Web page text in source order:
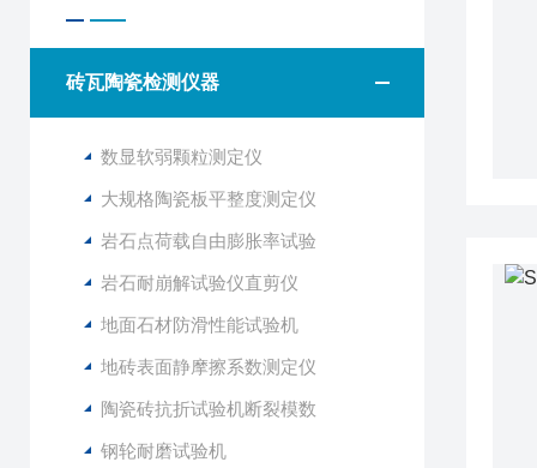
砖瓦陶瓷检测仪器
数显软弱颗粒测定仪
大规格陶瓷板平整度测定仪
岩石点荷载自由膨胀率试验
岩石耐崩解试验仪直剪仪
地面石材防滑性能试验机
地砖表面静摩擦系数测定仪
陶瓷砖抗折试验机断裂模数
钢轮耐磨试验机